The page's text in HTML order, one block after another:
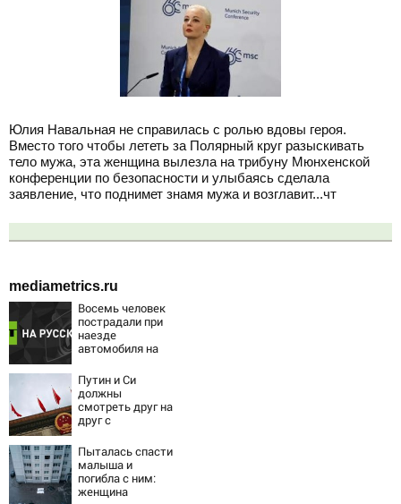
Юлия Навальная не справилась с ролью вдовы героя.
Вместо того чтобы лететь за Полярный круг разыскивать
тело мужа, эта женщина вылезла на трибуну Мюнхенской
конференции по безопасности и улыбаясь сделала
заявление, что поднимет знамя мужа и возглавит...чт
mediametrics.ru
Восемь человек
пострадали при
наезде
автомобиля на
Омске
Путин и Си
должны
смотреть друг на
друг с
Зеленский
поставил задачу
своим
дипломатам
Пыталась спасти
малыша и
погибла с ним:
женщина